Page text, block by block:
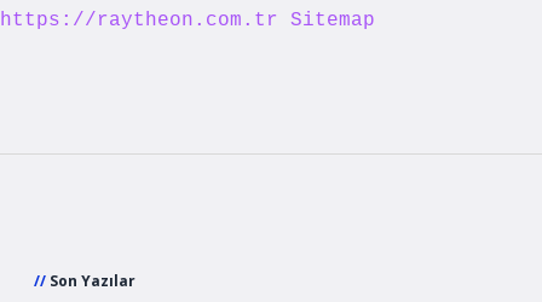
https://raytheon.com.tr
Sitemap
Son Yazılar